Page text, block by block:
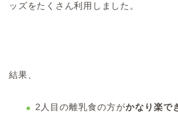
ッズをたくさん利用しました。
結果、
2人目の離乳食の方がかなり楽で